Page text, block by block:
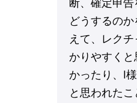
断、確定申
どうするの
えて、レク
かりやすくと
かったり、I
と思われた